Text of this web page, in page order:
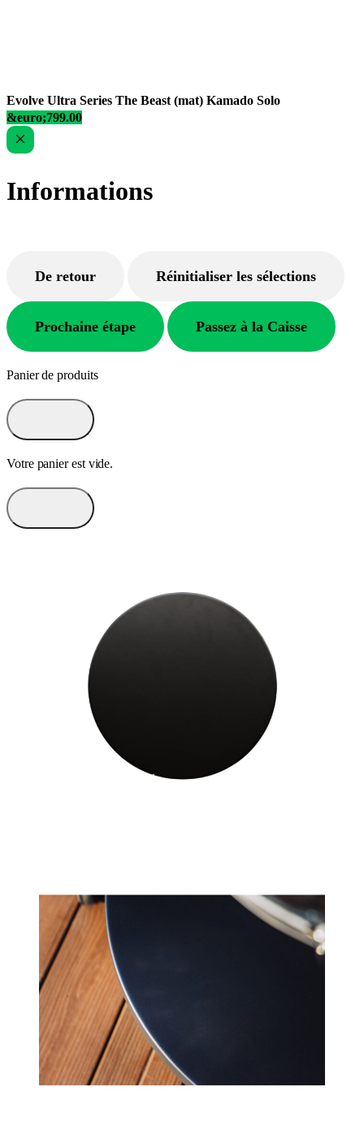
Evolve Ultra Series The Beast (mat) Kamado Solo
&euro;799.00
Informations
De retour Réinitialiser les sélections
Prochaine étape Passez à la Caisse
Panier de produits
Votre panier est vide.